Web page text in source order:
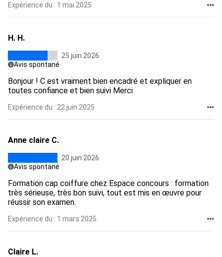
Expérience du : 1 mai 2025
H. H.
25 juin 2026
Avis spontané
Bonjour ! C est vraiment bien encadré et expliquer en
toutes confiance et bien suivi Merci
Expérience du : 22 juin 2025
Anne claire C.
20 juin 2026
Avis spontané
Formation cap coiffure chez Espace concours : formation
très sérieuse, très bon suivi, tout est mis en œuvre pour
réussir son examen.
Expérience du : 1 mars 2025
Claire L.